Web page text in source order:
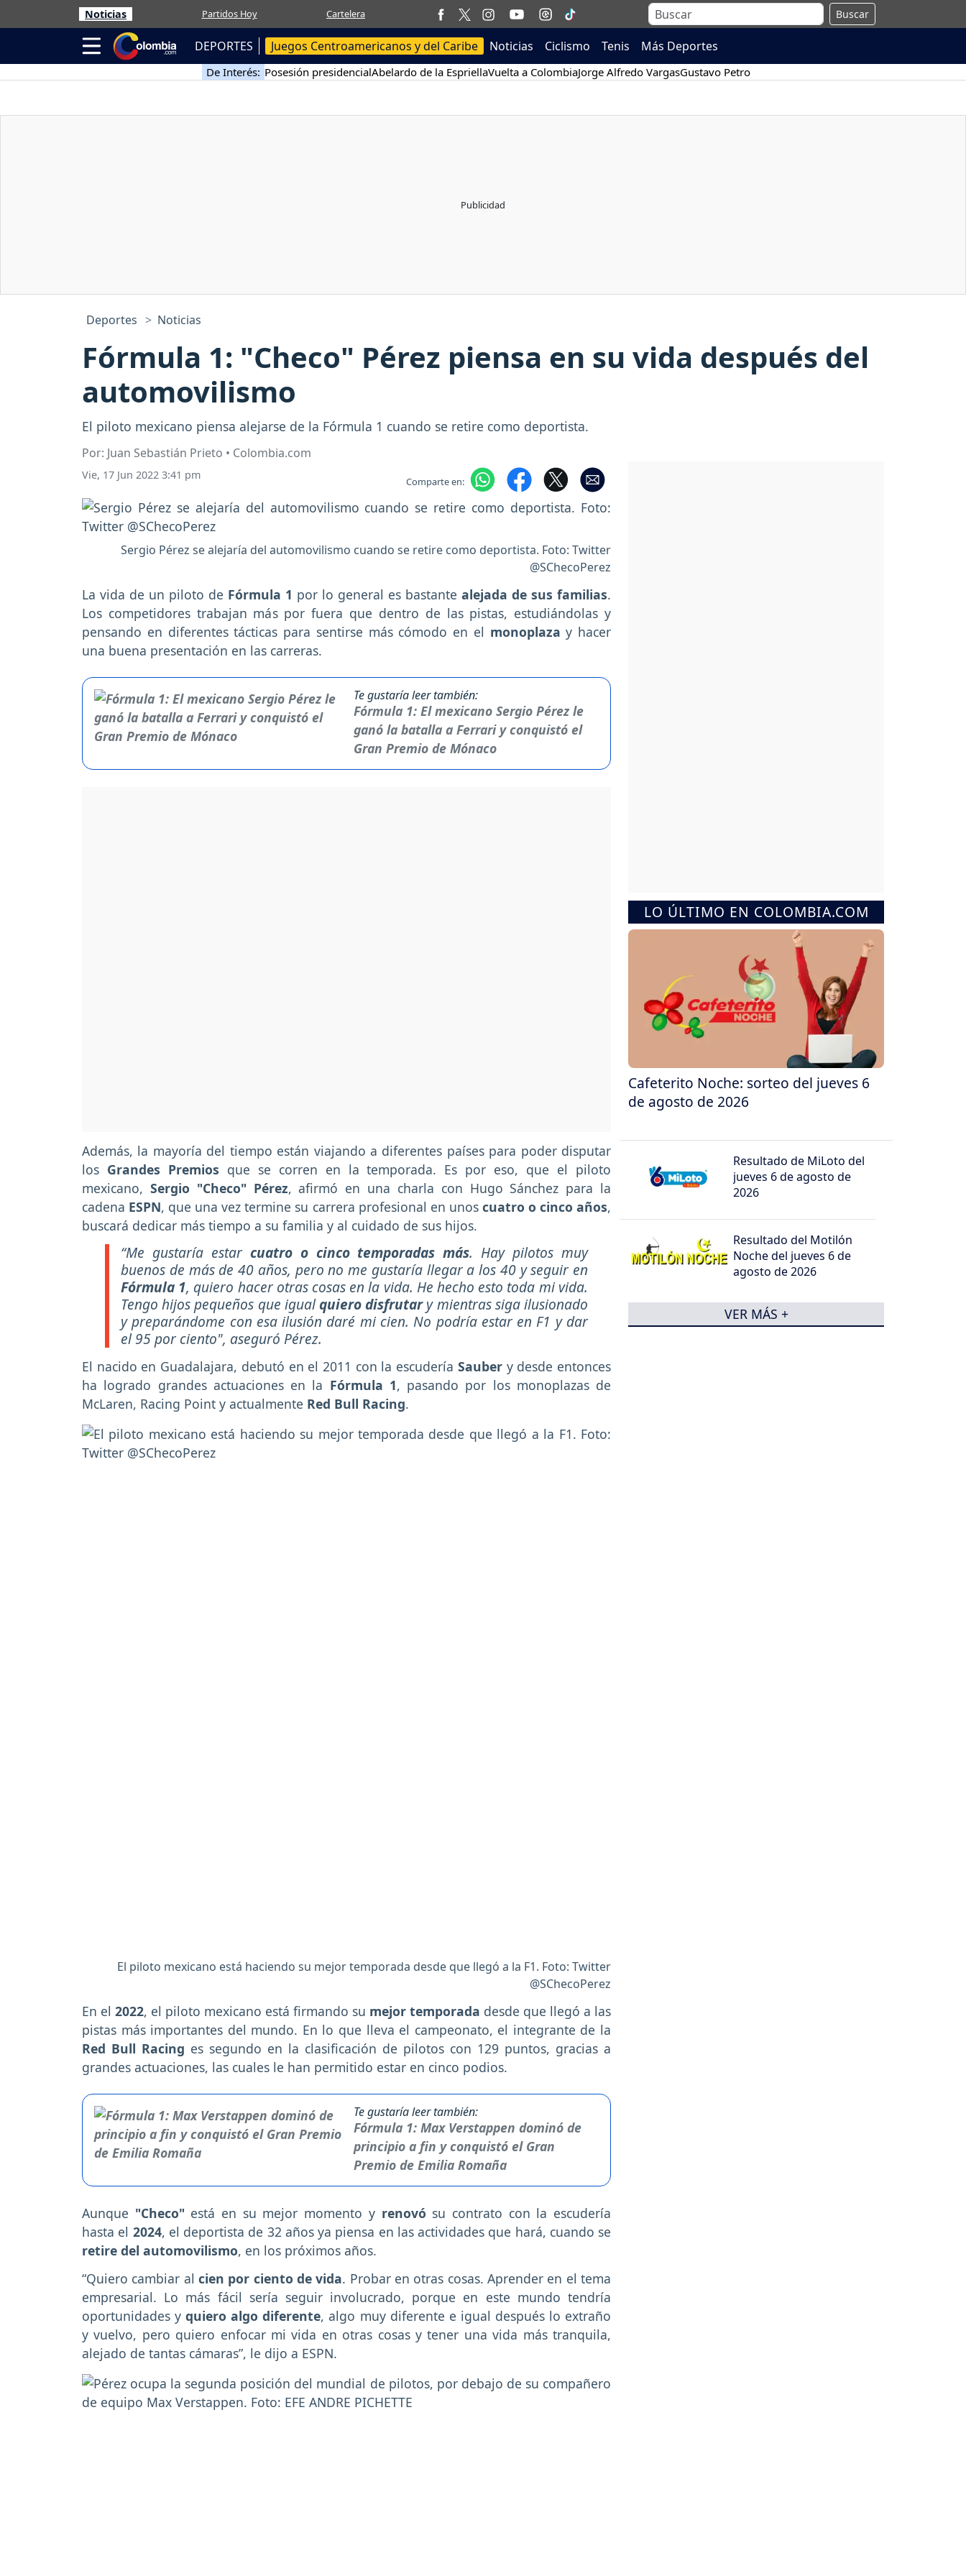
Noticias Partidos Hoy Cartelera Buscar
DEPORTES Juegos Centroamericanos y del Caribe Noticias Ciclismo Tenis Más Deportes
De Interés: Posesión presidencialAbelardo de la EspriellaVuelta a ColombiaJorge Alfredo VargasGustavo Petro
Deportes Noticias
Fórmula 1: "Checo" Pérez piensa en su vida después del
automovilismo
El piloto mexicano piensa alejarse de la Fórmula 1 cuando se retire como deportista.
Por: Juan Sebastián Prieto • Colombia.com
Vie, 17 Jun 2022 3:41 pm Comparte en:
Sergio Pérez se alejaría del automovilismo cuando se retire como deportista. Foto: Twitter
@SChecoPerez
La vida de un piloto de Fórmula 1 por lo general es bastante alejada de sus familias.
Los competidores trabajan más por fuera que dentro de las pistas, estudiándolas y
pensando en diferentes tácticas para sentirse más cómodo en el monoplazay hacer
una buena presentación en las carreras.
Te gustaría leer también:
Fórmula 1: El mexicano Sergio Pérez le
ganó la batalla a Ferrari y conquistó el
Gran Premio de Mónaco
Además, la mayoría del tiempo están viajando a diferentes países para poder disputar
los Grandes Premios que se corren en la temporada. Es por eso, que el piloto
mexicano, Sergio "Checo" Pérez, afirmó en una charla con Hugo Sánchez para la
cadena ESPN, que una vez termine su carrera profesional en unos cuatro o cinco años,
buscará dedicar más tiempo a su familia y al cuidado de sus hijos.
“Me gustaría estar cuatro o cinco temporadas más. Hay pilotos muy
buenos de más de 40 años, pero no me gustaría llegar a los 40 y seguir en
Fórmula 1, quiero hacer otras cosas en la vida. He hecho esto toda mi vida.
Tengo hijos pequeños que igualquiero disfrutary mientras siga ilusionado
y preparándome con esa ilusión daré mi cien. No podría estar en F1 y dar
el 95 por ciento", aseguró Pérez.
El nacido en Guadalajara, debutó en el 2011 con la escudería Sauber y desde entonces
ha logrado grandes actuaciones en la Fórmula 1, pasando por los monoplazas de
McLaren, Racing Point y actualmente Red Bull Racing.
El piloto mexicano está haciendo su mejor temporada desde que llegó a la F1. Foto: Twitter
@SChecoPerez
En el 2022, el piloto mexicano está firmando su mejor temporada desde que llegó a las
pistas más importantes del mundo. En lo que lleva el campeonato, el integrante de la
Red Bull Racing es segundo en la clasificación de pilotos con 129 puntos, gracias a
grandes actuaciones, las cuales le han permitido estar en cinco podios.
Te gustaría leer también:
Fórmula 1: Max Verstappen dominó de
principio a fin y conquistó el Gran
Premio de Emilia Romaña
Aunque "Checo" está en su mejor momento y renovó su contrato con la escudería
hasta el 2024, el deportista de 32 años ya piensa en las actividades que hará, cuando se
retire del automovilismo, en los próximos años.
“Quiero cambiar al cien por ciento de vida. Probar en otras cosas. Aprender en el tema
empresarial. Lo más fácil sería seguir involucrado, porque en este mundo tendría
oportunidades yquiero algo diferente, algo muy diferente e igual después lo extraño
y vuelvo, pero quiero enfocar mi vida en otras cosas y tener una vida más tranquila,
alejado de tantas cámaras”, le dijo a ESPN.
LO ÚLTIMO EN COLOMBIA.COM
Cafeterito Noche: sorteo del jueves 6
de agosto de 2026
Resultado de MiLoto del
jueves 6 de agosto de
2026
Resultado del Motilón
Noche del jueves 6 de
agosto de 2026
VER MÁS +